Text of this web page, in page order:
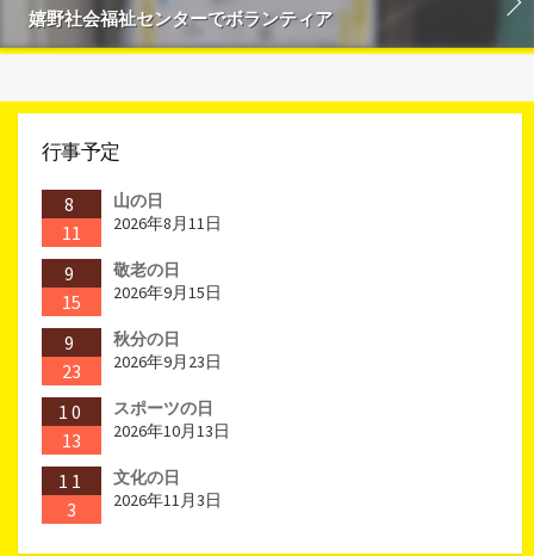
嬉野社会福祉センターでボランティア
行事予定
8
11
山の日
2026年8月11日
9
15
敬老の日
2026年9月15日
9
23
秋分の日
2026年9月23日
10
13
スポーツの日
2026年10月13日
11
3
文化の日
2026年11月3日